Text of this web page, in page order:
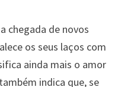
chegada de novos
os seus laços com
ainda mais o amor
indica que, se